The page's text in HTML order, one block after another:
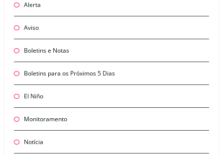
Alerta
Aviso
Boletins e Notas
Boletins para os Próximos 5 Dias
El Niño
Monitoramento
Notícia